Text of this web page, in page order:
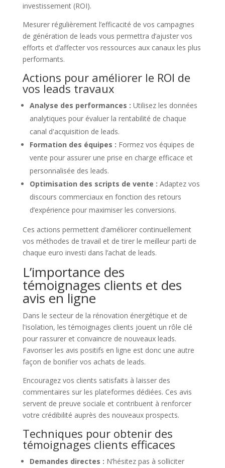
investissement (ROI).
Mesurer régulièrement l’efficacité de vos campagnes
de génération de leads vous permettra d’ajuster vos
efforts et d’affecter vos ressources aux canaux les plus
performants.
Actions pour améliorer le ROI de
vos leads travaux
Analyse des performances : Utilisez les données
analytiques pour évaluer la rentabilité de chaque
canal d'acquisition de leads.
Formation des équipes : Formez vos équipes de
vente pour assurer une prise en charge efficace et
personnalisée des leads.
Optimisation des scripts de vente : Adaptez vos
discours commerciaux en fonction des retours
d’expérience pour maximiser les conversions.
Ces actions permettent d’améliorer continuellement
vos méthodes de travail et de tirer le meilleur parti de
chaque euro investi dans l’achat de leads.
L’importance des
témoignages clients et des
avis en ligne
Dans le secteur de la rénovation énergétique et de
l'isolation, les témoignages clients jouent un rôle clé
pour rassurer et convaincre de nouveaux leads.
Favoriser les avis positifs en ligne est donc une autre
façon de bonifier vos achats de leads.
Encouragez vos clients satisfaits à laisser des
commentaires sur les plateformes dédiées. Ces avis
servent de preuve sociale et contribuent à renforcer
votre crédibilité auprès des nouveaux prospects.
Techniques pour obtenir des
témoignages clients efficaces
Demandes directes : N’hésitez pas à solliciter